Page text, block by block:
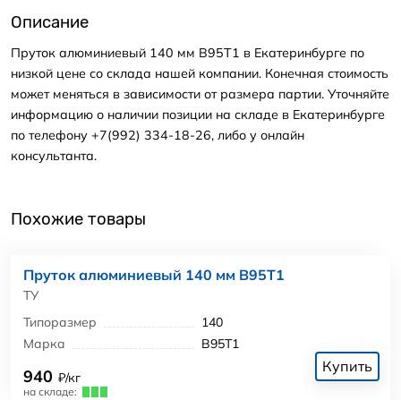
Описание
Пруток алюминиевый 140 мм В95Т1 в Екатеринбурге по
низкой цене со склада нашей компании. Конечная стоимость
может меняться в зависимости от размера партии. Уточняйте
информацию о наличии позиции на складе в Екатеринбурге
по телефону +7(992) 334-18-26, либо у онлайн
консультанта.
Похожие товары
Пруток алюминиевый 140 мм В95Т1
ТУ
Типоразмер
140
Марка
В95Т1
940 ₽/кг
на складе:
Купить